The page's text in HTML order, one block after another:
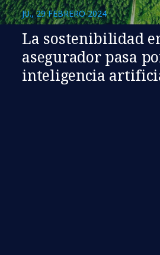
JU., 29 FEBRERO 2024
La sostenibilidad
asegurador pasa
inteligencia